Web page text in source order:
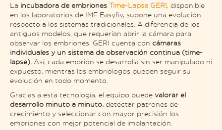
La incubadora de embriones Time-Lapse GERI, disponible
en los laboratorios de IMF Easyfiv, supone una evolución
respecto a los sistemas tradicionales. A diferencia de los
antiguos modelos, que requerían abrir la cámara para
observar los embriones, GERI cuenta con cámaras
individuales y un sistema de observación continua (time-
lapse). Así, cada embrión se desarrolla sin ser manipulado ni
expuesto, mientras los embriólogos pueden seguir su
evolución en todo momento.
Gracias a esta tecnología, el equipo puede valorar el
desarrollo minuto a minuto, detectar patrones de
crecimiento y seleccionar con mayor precisión los
embriones con mejor potencial de implantación.